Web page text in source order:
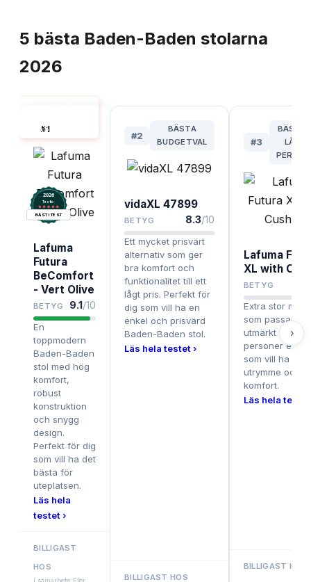
5 bästa Baden-Baden stolarna
2026
BÄST I TEST
#1
2026
Testix.
BÄST I TEST
Lafuma
Futura
BeComfort
- Vert Olive
BETYG 9.1/10
En
toppmodern
Baden-Baden
stol med hög
komfort,
robust
konstruktion
och snygg
design.
Perfekt för dig
som vill ha det
bästa för
uteplatsen.
Läs hela
testet ›
BILLIGAST
HOS
#2
BÄSTA
BUDGETVAL
vidaXL 47899
BETYG 8.3/10
Ett mycket prisvärt
alternativ som ger
bra komfort och
funktionalitet till ett
lågt pris. Perfekt för
dig som vill ha en
enkel och prisvärd
Baden-Baden stol.
Läs hela testet ›
BILLIGAST HOS
#3
BÄST
Lafuma
XL with
BETYG
Extra stor
som passar
utmärkt för
personer eller
som vill ha
utrymme och
komfort.
Läs hela testet
BILLIGAST HOS
›